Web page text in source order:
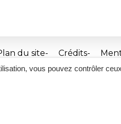
vous pouvez contrôler
du site Crédits